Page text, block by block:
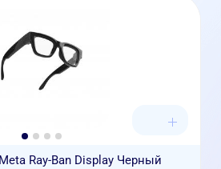
Ray-Ban Display Черный